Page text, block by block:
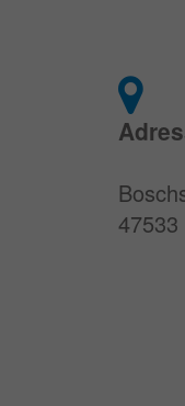
47533